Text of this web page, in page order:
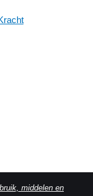
middelen en